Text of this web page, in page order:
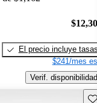
El precio incluye tasas
$241/mes
Verif. disponibilidad